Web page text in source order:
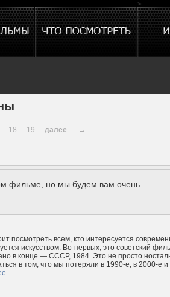
>
18 19 далее →
фильме, но мы будем вам очень
посмотреть всем, кто интересуется
искусством. Во-первых, это советский
в конце — СССР, 1984. Это не просто
в том, что мы потеряли в 1990-е, в 2000-е и